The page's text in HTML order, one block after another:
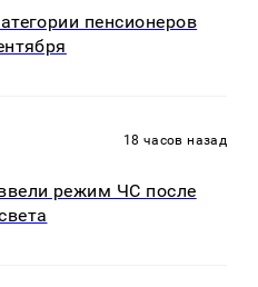
пенсионеров
18 часов назад
режим ЧС после